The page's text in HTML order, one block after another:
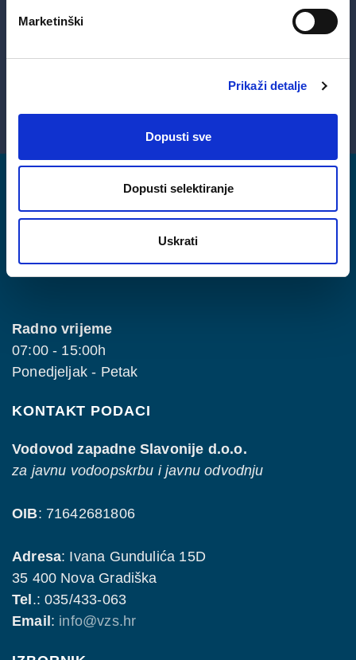
Marketinški
Prikaži detalje
Dopusti sve
Dopusti selektiranje
Uskrati
Kontaktirajte nas
Radno vrijeme
07:00 - 15:00h
Ponedjeljak - Petak
KONTAKT PODACI
Vodovod zapadne Slavonije d.o.o.
za javnu vodoopskrbu i javnu odvodnju
OIB: 71642681806
Adresa: Ivana Gundulića 15D
35 400 Nova Gradiška
Tel .: 035/433-063
Email : info@vzs.hr